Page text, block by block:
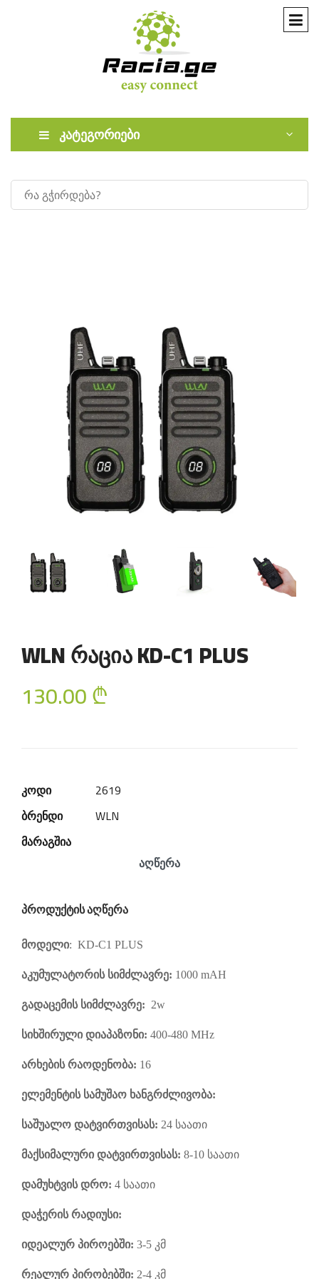
კატეგორიები
WLN რაცია KD-C1 PLUS
130.00 ₾
კოდი
2619
ბრენდი
WLN
მარაგშია
აღწერა
პროდუქტის აღწერა
მოდელი: KD-C1 PLUS
აკუმულატორის სიმძლავრე: 1000 mAH
გადაცემის სიმძლავრე: 2w
სიხშირული დიაპაზონი: 400-480 MHz
არხების რაოდენობა: 16
ელემენტის სამუშაო ხანგრძლივობა:
საშუალო დატვირთვისას: 24 საათი
მაქსიმალური დატვირთვისას: 8-10 საათი
დამუხტვის დრო: 4 საათი
დაჭერის რადიუსი:
იდეალურ პიროებში: 3-5 კმ
რეალურ პირობებში: 2-4 კმ